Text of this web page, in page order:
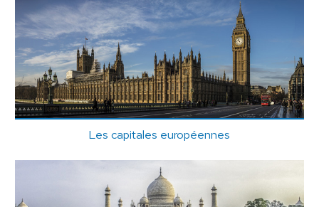
Les capitales européennes